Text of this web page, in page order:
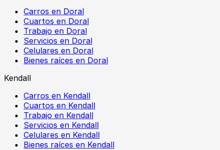
Carros en Doral
Cuartos en Doral
Trabajo en Doral
Servicios en Doral
Celulares en Doral
Bienes raíces en Doral
Kendall
Carros en Kendall
Cuartos en Kendall
Trabajo en Kendall
Servicios en Kendall
Celulares en Kendall
Bienes raíces en Kendall